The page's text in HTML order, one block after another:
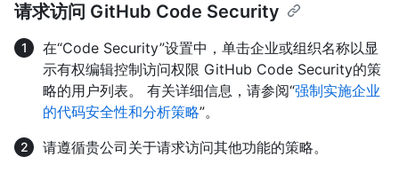
请求访问 GitHub Code Security
在“Code Security”设置中，单击企业或组织名称以显
示有权编辑控制访问权限 GitHub Code Security的策
略的用户列表。 有关详细信息，请参阅“强制实施企业
的代码安全性和分析策略”。
请遵循贵公司关于请求访问其他功能的策略。